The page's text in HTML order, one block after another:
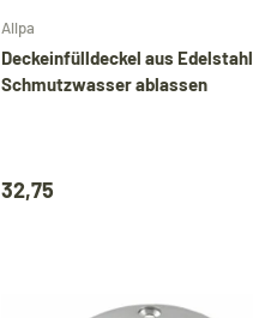
Allpa
Deckeinfülldeckel aus Edelstahl.
Schmutzwasser ablassen
32,75